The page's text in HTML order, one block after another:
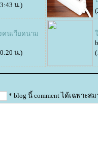
น.)
คนเวียดนาม
น.)
* blog นี้ comment ได้เฉพาะส